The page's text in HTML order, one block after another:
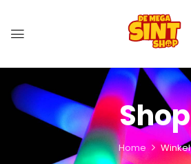
Shop
Home Winkel